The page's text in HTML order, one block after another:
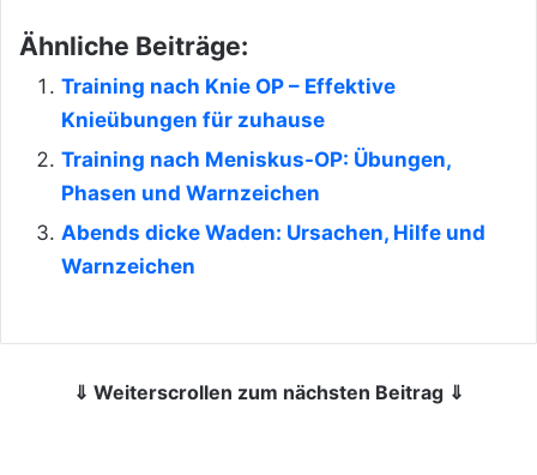
Ähnliche Beiträge:
Training nach Knie OP – Effektive
Knieübungen für zuhause
Training nach Meniskus-OP: Übungen,
Phasen und Warnzeichen
Abends dicke Waden: Ursachen, Hilfe und
Warnzeichen
⇓ Weiterscrollen zum nächsten Beitrag ⇓